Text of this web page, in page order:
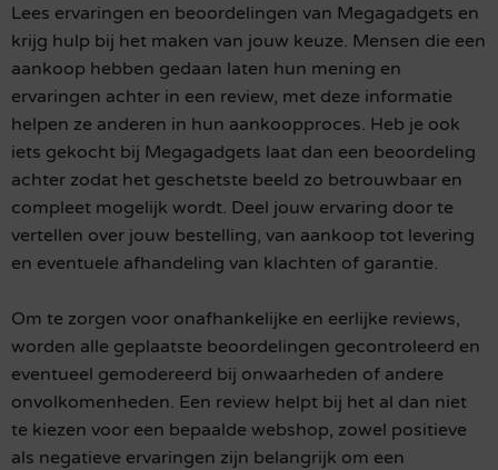
Lees ervaringen en beoordelingen van Megagadgets en
krijg hulp bij het maken van jouw keuze. Mensen die een
aankoop hebben gedaan laten hun mening en
ervaringen achter in een review, met deze informatie
helpen ze anderen in hun aankoopproces. Heb je ook
iets gekocht bij Megagadgets laat dan een beoordeling
achter zodat het geschetste beeld zo betrouwbaar en
compleet mogelijk wordt. Deel jouw ervaring door te
vertellen over jouw bestelling, van aankoop tot levering
en eventuele afhandeling van klachten of garantie.
Om te zorgen voor onafhankelijke en eerlijke reviews,
worden alle geplaatste beoordelingen gecontroleerd en
eventueel gemodereerd bij onwaarheden of andere
onvolkomenheden. Een review helpt bij het al dan niet
te kiezen voor een bepaalde webshop, zowel positieve
als negatieve ervaringen zijn belangrijk om een